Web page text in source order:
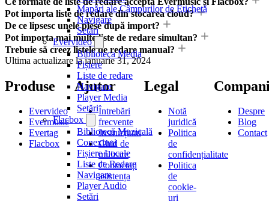
Mapări ale Câmpurilor de Etichetă
Navigare
Setări
Evervideo
Biblioteca Media
Fișiere
Liste de redare
Navigare
Player Media
Setări
Flacbox
Bibliotecă Muzicală
Conexiuni
Fișiere Locale
Liste de Redare
Navigare
Player Audio
Setări
Pot importa liste de redare din stocarea cloud?
De ce lipsesc unele piese după import?
Pot importa mai multe liste de redare simultan?
Trebuie să creez listele de redare manual?
Ultima actualizare laianuarie 31, 2024
Produse
Evervideo
Evermusic
Evertag
Flacbox
Ajutor
Întrebări
frecvente
Instrucțiuni
Ghid de
utilizare
Contactați
asistența
Legal
Notă
juridică
Politica
de
confidențialitate
Politica
de
cookie-
uri
Despre
Blog
Contact